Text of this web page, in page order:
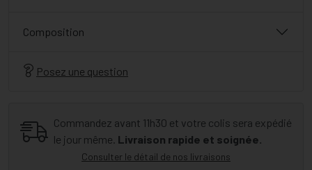
Composition
Posez une question
Commandez avant 11h30 et votre colis sera expédié
le jour même. Livraison rapide et soignée.
Consulter le détail de nos livraisons